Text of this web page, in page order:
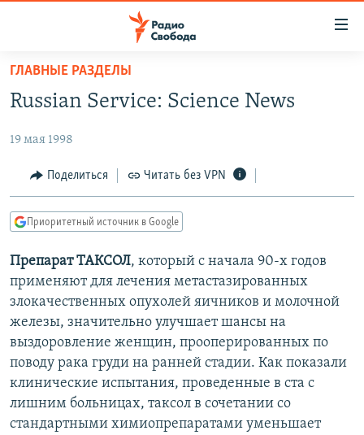
упрощенного
доступа
содержанию
Вернутся
навигации
Вернутся
поиску
АВТОРСКИЕ ПРОЕКТЫ
ЦИТАТЫ СВОБОДЫ
КУЛЬТУРА
IDEL.РЕАЛИИ
КАВКАЗ.РЕАЛИИ
СЕВЕР.РЕАЛИИ
СИБИРЬ.РЕАЛИИ
РАСПИСАНИЕ ВЕЩАНИЯ
ПОДПИШИТЕСЬ НА РАССЫЛКУ
ГЛАВНЫЕ РАЗДЕЛЫ
Russian Service: Science News
19 мая 1998
Поделиться Читать без VPN
Приоритетный источник в Google
Препарат ТАКСОЛ, который с начала 90-х годов
применяют для лечения метастазированных
злокачественных опухолей яичников и молочной
железы, значительно улучшает шансы на
выздоровление женщин, прооперированных по
поводу рака груди на ранней стадии. Как показали
клинические испытания, проведенные в ста с
лишним больницах, таксол в сочетании со
стандартными химиопрепаратами уменьшает